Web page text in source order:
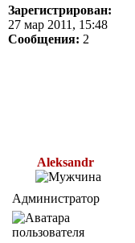
Зарегистрирован:
27 мар 2011, 15:48
Сообщения: 2
Aleksandr
Администратор